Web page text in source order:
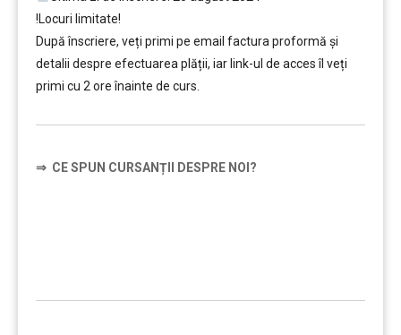
!Locuri limitate!
După înscriere, veți primi pe email factura proformă și
detalii despre efectuarea plății, iar link-ul de acces îl veți
primi cu 2 ore înainte de curs.
⇒ CE SPUN CURSANȚII DESPRE NOI?